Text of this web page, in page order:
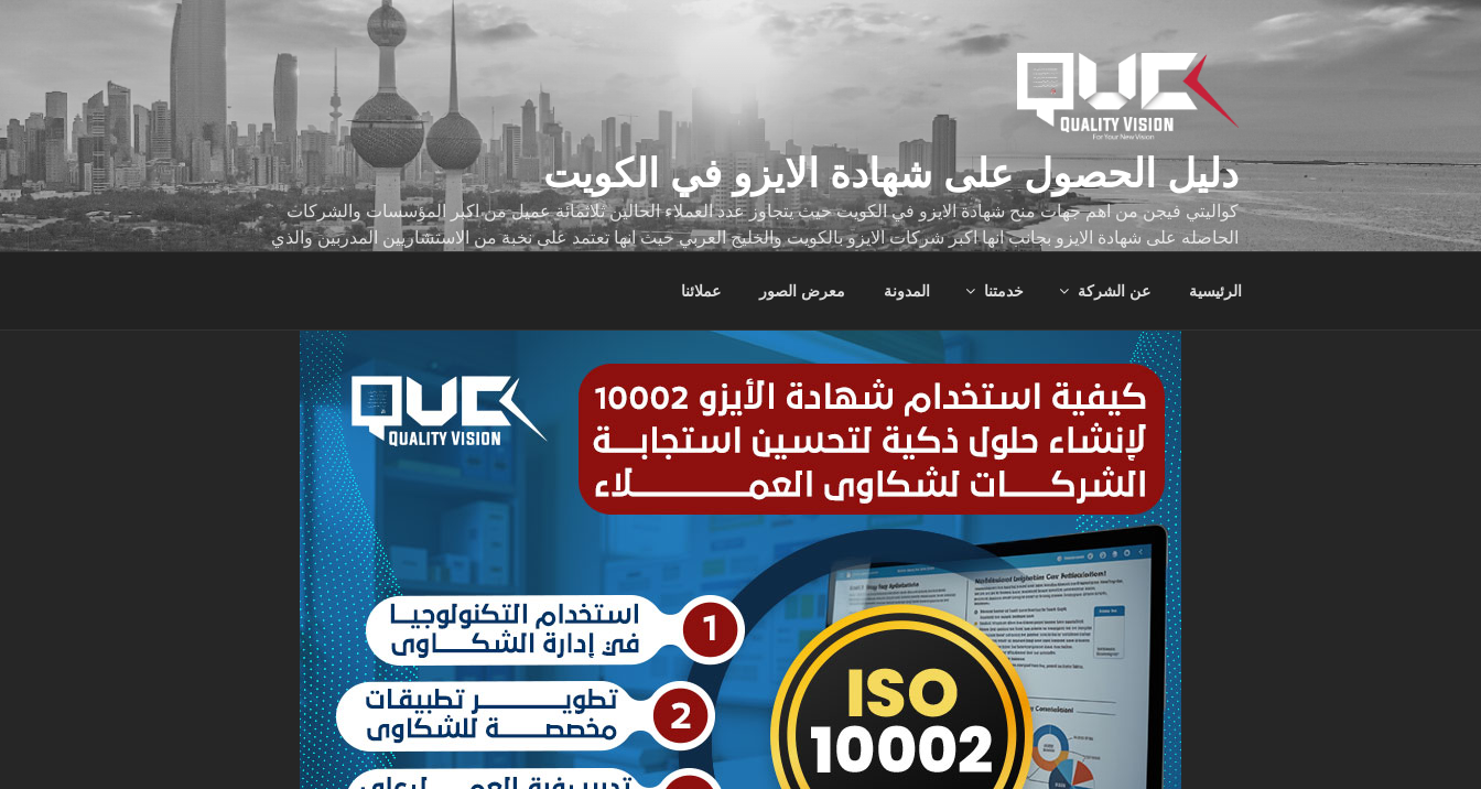
التجاوز
دليل الحصول على شهادة الايزو في الكويت
كواليتي فيجن من اهم جهات منح شهادة الايزو في الكويت حيث يتجاوز عدد العملاء الحالين ثلاثمائة عميل من اكبر المؤسسات والشركات
الحاصله على شهادة الايزو بجانب انها اكبر شركات الايزو بالكويت والخليج العربي حيث انها تعتمد على نخبة من الاستشاريين المدربين والذي
الرئيسية عن الشركة خدمتنا المدونة معرض الصور عملائنا